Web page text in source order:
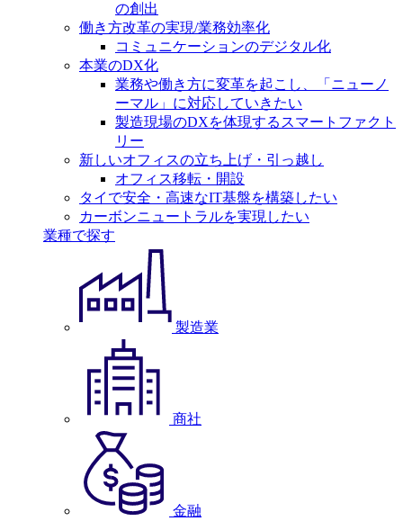
の創出
働き方改革の実現/業務効率化
コミュニケーションのデジタル化
本業のDX化
業務や働き方に変革を起こし、「ニューノ
ーマル」に対応していきたい
製造現場のDXを体現するスマートファクト
リー
新しいオフィスの立ち上げ・引っ越し
オフィス移転・開設
タイで安全・高速なIT基盤を構築したい
カーボンニュートラルを実現したい
業種で探す
製造業
商社
金融